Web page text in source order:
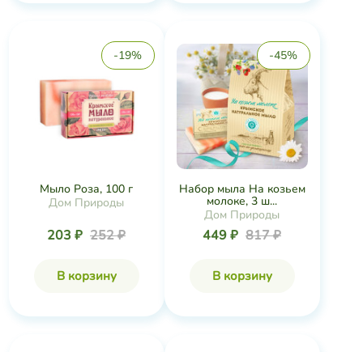
-19%
Мыло Роза, 100 г
Дом Природы
203 ₽ 252 ₽
В корзину
-45%
Набор мыла На козьем
молоке, 3 ш...
Дом Природы
449 ₽ 817 ₽
В корзину